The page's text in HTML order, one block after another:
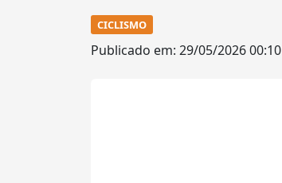
CICLISMO
Publicado em: 29/05/2026 00:10